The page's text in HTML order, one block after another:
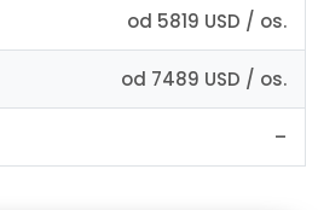
od 5819 USD / os.
od 7489 USD / os.
–